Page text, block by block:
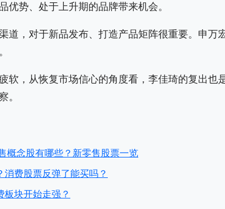
优势、处于上升期的品牌带来机会。
道，对于新品发布、打造产品矩阵很重要。申万
软，从恢复市场信心的角度看，李佳琦的复出也
。
概念股有哪些？新零售股票一览
费股票反弹了能买吗？
板块开始走强？